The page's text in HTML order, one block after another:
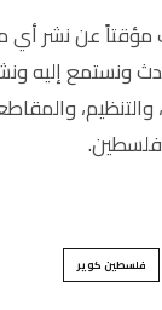
عن نشر أي
ونستمع إليه
والتنظيم،
فلسطين.
فلسطين كوير